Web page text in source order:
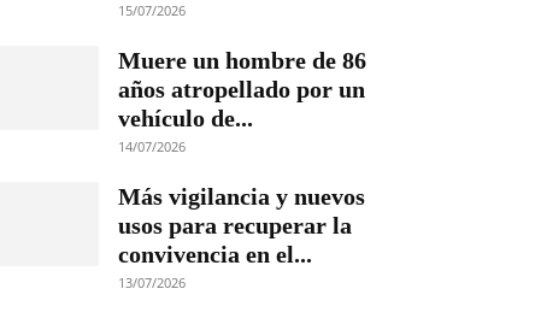
15/07/2026
Muere un hombre de 86
años atropellado por un
vehículo de...
14/07/2026
Más vigilancia y nuevos
usos para recuperar la
convivencia en el...
13/07/2026